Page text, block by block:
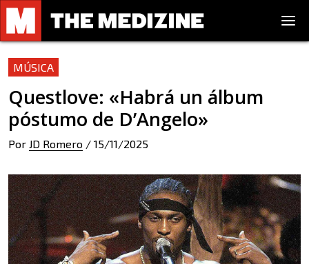
MÚSICA
Questlove: «Habrá un álbum
póstumo de D’Angelo»
Por JD Romero / 15/11/2025